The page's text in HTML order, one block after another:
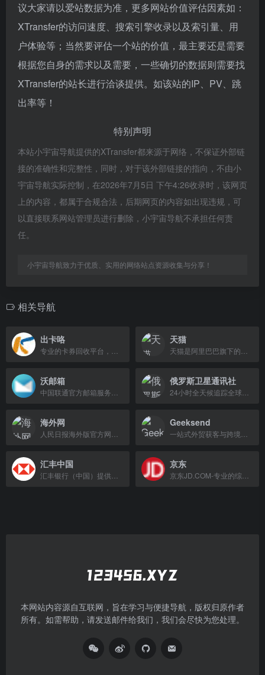
议大家请以爱站数据为准，更多网站价值评估因素如：
XTransfer的访问速度、搜索引擎收录以及索引量、用
户体验等；当然要评估一个站的价值，最主要还是需要
根据您自身的需求以及需要，一些确切的数据则需要找
XTransfer的站长进行洽谈提供。如该站的IP、PV、跳
出率等！
特别声明
本站小宇宙导航提供的XTransfer都来源于网络，不保证外部链
接的准确性和完整性，同时，对于该外部链接的指向，不由小
宇宙导航实际控制，在2026年7月5日 下午4:26收录时，该网页
上的内容，都属于合规合法，后期网页的内容如出现违规，可
以直接联系网站管理员进行删除，小宇宙导航不承担任何责
任。
小宇宙导航致力于优质、实用的网络站点资源收集与分享！
相关导航
出卡咯 天猫
沃邮箱 俄罗斯卫星通讯社
海外网 Geeksend
汇丰中国 京东
本网站内容源自互联网，旨在学习与便捷导航，版权归原作者
所有。如需帮助，请发送邮件给我们，我们会尽快为您处理。